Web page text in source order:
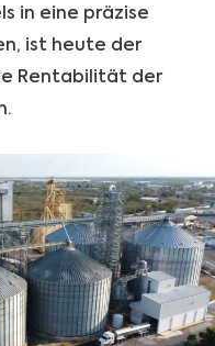
in eine präzise
ist heute der
Rentabilität der